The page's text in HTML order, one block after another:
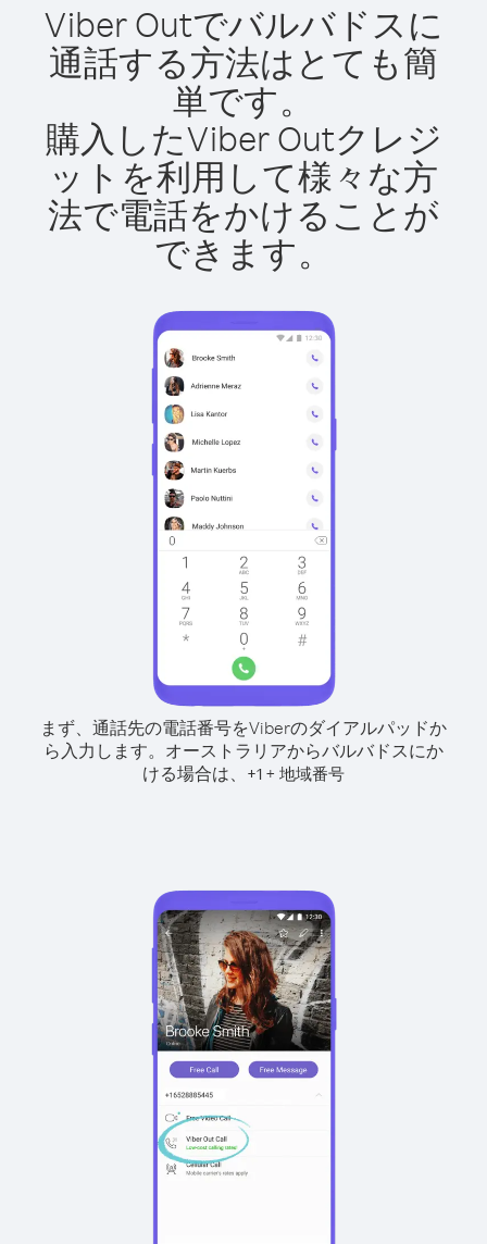
Viber Outでバルバドスに
通話する方法はとても簡
単です。
購入したViber Outクレジ
ットを利用して様々な方
法で電話をかけることが
できます。
まず、通話先の電話番号をViberのダイアルパッドか
ら入力します。 オーストラリアからバルバドスにか
ける場合は、 +1 + 地域番号